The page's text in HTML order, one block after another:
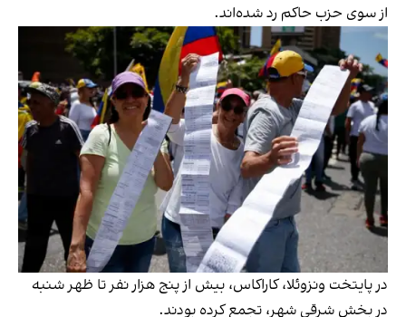
از سوی حزب حاکم رد شده‌اند.
در پایتخت ونزوئلا، کاراکاس، بیش از پنج هزار نفر تا ظهر شنبه
در بخش شرقی شهر، تجمع کرده بودند.